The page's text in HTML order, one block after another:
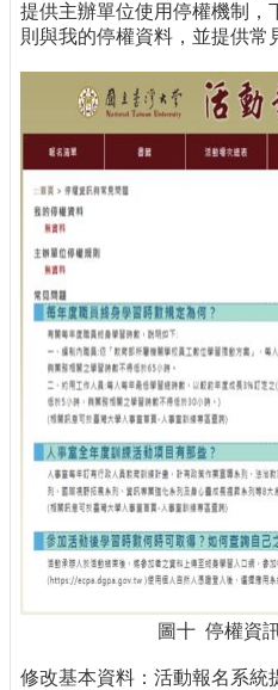
提供主辦單位使用停權機制，
則與我的停權資料，並提供常
圖十 停權資
修改基本資料：活動報名系統